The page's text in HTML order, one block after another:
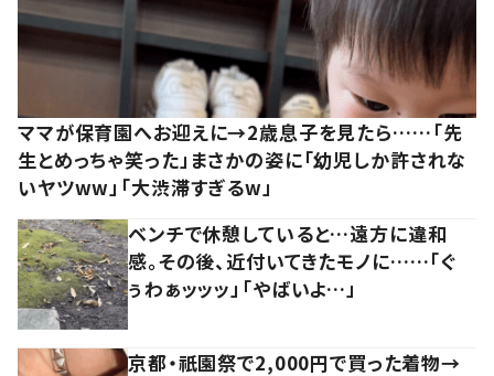
ママが保育園へお迎えに→2歳息子を見たら……「先
生とめっちゃ笑った」まさかの姿に「幼児しか許されな
いヤツww」「大渋滞すぎるw」
ベンチで休憩していると…遠方に違和
感。その後、近付いてきたモノに……「ぐ
ぅわぁッッッ」「やばいよ…」
京都・祇園祭で2,000円で買った着物→